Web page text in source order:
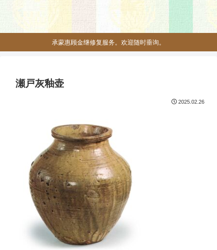
承蒙惠顾金继修复服务。欢迎随时垂询。
瀬戸灰釉壶
2025.02.26